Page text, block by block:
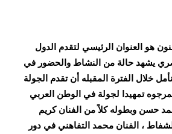
هو العنوان الرئيسي لتقدم الدول
يشهد حالة من النشاط والحضور في
خلال الفترة المقبله أن تقدم الجولة
تمهيدا لجولة في الوطن العربي
حسن وبطوله كلاً من الفنان كريم
، الفنان محمد التفاهني في دور